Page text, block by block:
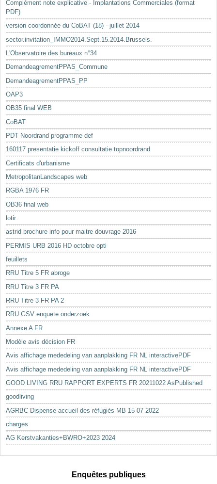
Complément note explicative - Implantations Commerciales (format
PDF)
version coordonnée du CoBAT (18) - juillet 2014
sector.invitation_IMMO2014.Sept.15.2014.Brussels.
L'Observatoire des bureaux n°34
DemandeagrementPPAS_Commune
DemandeagrementPPAS_PP
OAP3
OB35 final WEB
CoBAT
PDT Noordrand programme def
160117 presentatie kickoff consultatie topnoordrand
Certificats d'urbanisme
MetropolitanLandscapes web
RGBA 1976 FR
OB36 final web
lotir
astrid brochure info pour maitre douvrage 2016
PERMIS URB 2016 HD octobre opti
feuillets
RRU Titre 5 FR abroge
RRU Titre 3 FR PA
RRU Titre 3 FR PA 2
RRU GSV enquete onderzoek
Annexe A FR
Modèle avis décision FR
Avis affichage mededeling van aanplakking FR NL interactivePDF
Avis affichage mededeling van aanplakking FR NL interactivePDF
GOOD LIVING RRU RAPPORT EXPERTS FR 20211022 AsPublished
goodliving
AGRBC Dispense accueil des réfugiés MB 15 07 2022
charges
AG Kerstvakanties+BWRO+2023 2024
Enquêtes publiques